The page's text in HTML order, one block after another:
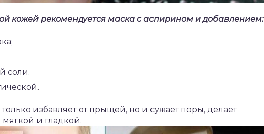
кожей рекомендуется маска с аспирином и добавлением:
соли.
избавляет от прыщей, но и сужает поры, делает
и гладкой.